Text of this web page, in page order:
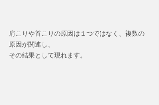
肩こりや首こりの原因は１つではなく、複数の
原因が関連し、
その結果として現れます。